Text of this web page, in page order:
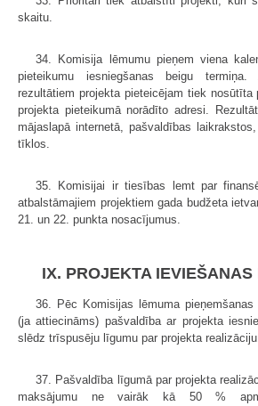
skaitu.
34. Komisija lēmumu pieņem viena
pieteikumu iesniegšanas beigu
rezultātiem projekta pieteicējam tiek nosūtīta
projekta pieteikumā norādīto adresi.
mājaslapā internetā, pašvaldības
tīklos.
35. Komisijai ir tiesības lemt par
atbalstāmajiem projektiem gada budžeta
21. un 22. punkta nosacījumus.
IX. PROJEKTA IEVIEŠANAS
36. Pēc Komisijas lēmuma
(ja attiecināms) pašvaldība ar projekta
slēdz trīspusēju līgumu par projekta
37. Pašvaldība līgumā par projekta
maksājumu ne vairāk kā 50 %